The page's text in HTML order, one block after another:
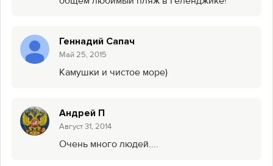
Геннадий Сапач
Май 25, 2015
Камушки и чистое море)
Андрей П
Август 31, 2014
Очень много людей....